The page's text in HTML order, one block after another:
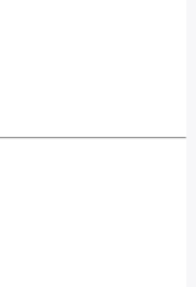
สขาย